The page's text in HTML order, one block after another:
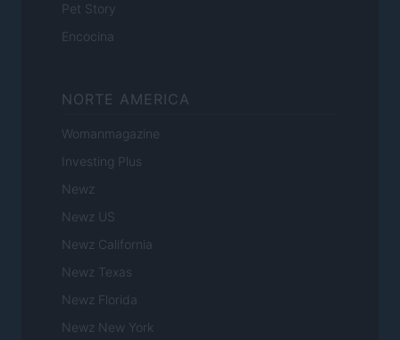
Pet Story
Encocina
NORTE AMERICA
Womanmagazine
Investing Plus
Newz
Newz US
Newz California
Newz Texas
Newz Florida
Newz New York